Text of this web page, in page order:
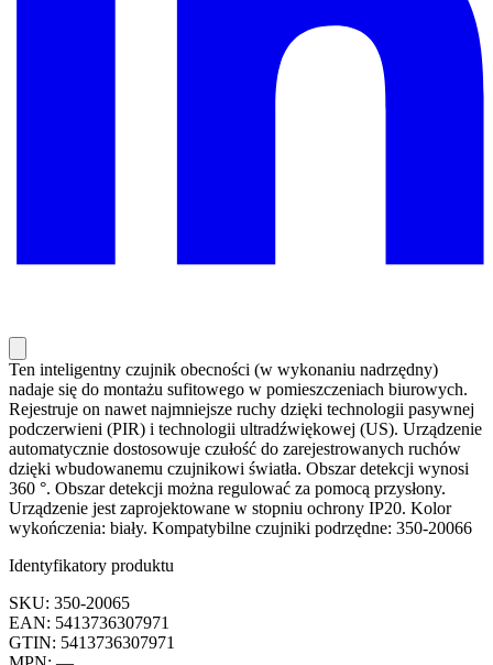
Ten inteligentny czujnik obecności (w wykonaniu nadrzędny)
nadaje się do montażu sufitowego w pomieszczeniach biurowych.
Rejestruje on nawet najmniejsze ruchy dzięki technologii pasywnej
podczerwieni (PIR) i technologii ultradźwiękowej (US). Urządzenie
automatycznie dostosowuje czułość do zarejestrowanych ruchów
dzięki wbudowanemu czujnikowi światła. Obszar detekcji wynosi
360 °. Obszar detekcji można regulować za pomocą przysłony.
Urządzenie jest zaprojektowane w stopniu ochrony IP20. Kolor
wykończenia: biały. Kompatybilne czujniki podrzędne: 350-20066
Identyfikatory produktu
SKU: 350-20065
EAN: 5413736307971
GTIN: 5413736307971